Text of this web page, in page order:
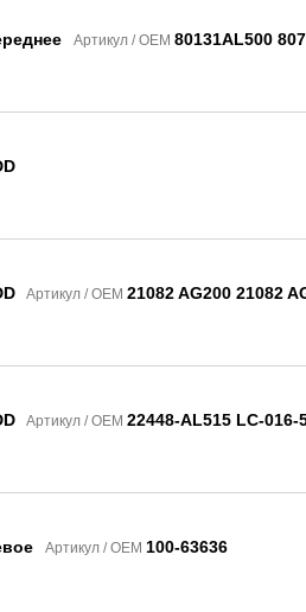
Артикул / OEM 80131AL500
Артикул / OEM 21082 AG200 21082
Артикул / OEM 22448-AL515 LC-016-
Артикул / OEM 100-63636